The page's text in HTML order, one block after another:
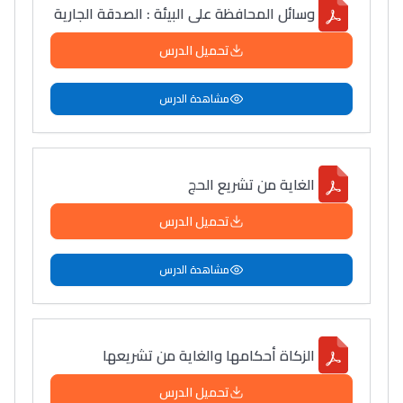
دليل التوجيه
التوجيه بالثانوي و الإعدادي
باش تقدر تساعد الناس
يلقاو التوازن من الدّاخل
ومن الخارج، بشرى
وسائل المحافظة على البيئة : الصدقة الجارية
تحميل الدرس
مشاهدة الدرس
الغاية من تشريع الحج
تحميل الدرس
مشاهدة الدرس
الزكاة أحكامها والغاية من تشريعها
تحميل الدرس